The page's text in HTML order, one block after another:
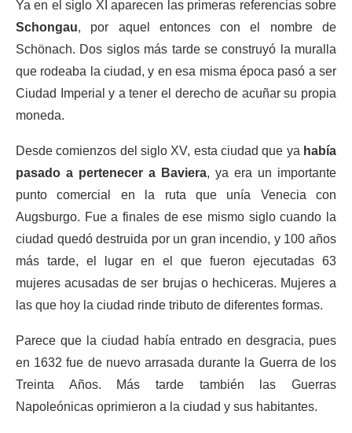
Ya en el siglo XI aparecen las primeras referencias sobre
Schongau, por aquel entonces con el nombre de
Schönach. Dos siglos más tarde se construyó la muralla
que rodeaba la ciudad, y en esa misma época pasó a ser
Ciudad Imperial y a tener el derecho de acuñar su propia
moneda.
Desde comienzos del siglo XV, esta ciudad que ya había
pasado a pertenecer a Baviera, ya era un importante
punto comercial en la ruta que unía Venecia con
Augsburgo. Fue a finales de ese mismo siglo cuando la
ciudad quedó destruida por un gran incendio, y 100 años
más tarde, el lugar en el que fueron ejecutadas 63
mujeres acusadas de ser brujas o hechiceras. Mujeres a
las que hoy la ciudad rinde tributo de diferentes formas.
Parece que la ciudad había entrado en desgracia, pues
en 1632 fue de nuevo arrasada durante la Guerra de los
Treinta Años. Más tarde también las Guerras
Napoleónicas oprimieron a la ciudad y sus habitantes.